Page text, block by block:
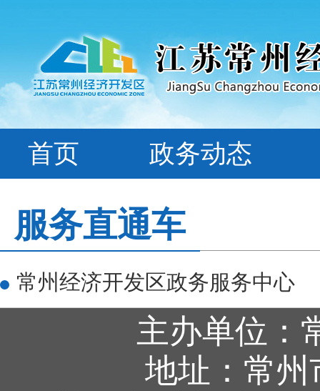
首页 政务动态
服务直通车
常州经济开发区政务服务中心
主办单位：
地址：常州